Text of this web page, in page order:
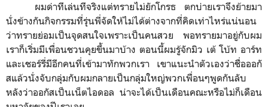
ผมด่าทีเล่นทีจริงแต่ทรายไม่ยักโกรธ ตกบ่ายเราจึงย้ายมา
นั่งข้างกันกิจกรรมที่รุ่นพี่จัดให้ไม่ได้ต่างจากที่คิดเท่าไหร่แน่นอน
ว่าทรายย่อมเป็นจุดสนใจเพราะเป็นคนสวย พอทรายมาอยู่กับผม
เราก็เริ่มมีเพื่อนชวนคุยขึ้นมาบ้าง ตอนนี้ผมรู้จักมิว เต้ โบ้ท อาร์ท
และเชอร์รี่มีอีกคนที่เข้ามาทักพวกเรา เขาแนะนำตัวเองว่าชื่อออกั
สแล้วนั่งจับกลุ่มกับผมกลายเป็นกลุ่มใหญ่พวกเพื่อนๆพูดกันลับ
หลังว่าออกัสเป็นเน็ตไอดอล น่าจะได้เป็นเดือนคณะหรือไม่ก็เดือน